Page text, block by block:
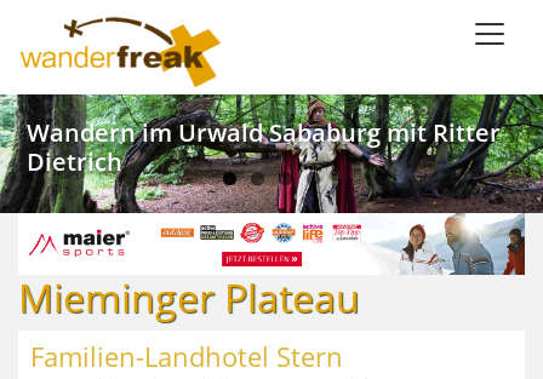
Wandern im Urwald Sababurg mit Ritter
Dietrich
Wandern mit Meerblick in Ligurien
Weinwandern im Lieblichen Taubertal
Kanu SaarFari im Wiltinger Saarbogen
Mieminger Plateau
Familien-Landhotel Stern